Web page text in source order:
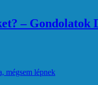
– Gondolatok
mégsem lépnek